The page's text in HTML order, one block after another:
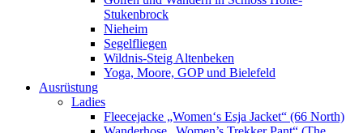
Stukenbrock
Nieheim
Segelfliegen
Wildnis-Steig Altenbeken
Yoga, Moore, GOP und Bielefeld
Ausrüstung
Ladies
Fleecejacke „Women‘s Esja Jacket“ (66 North)